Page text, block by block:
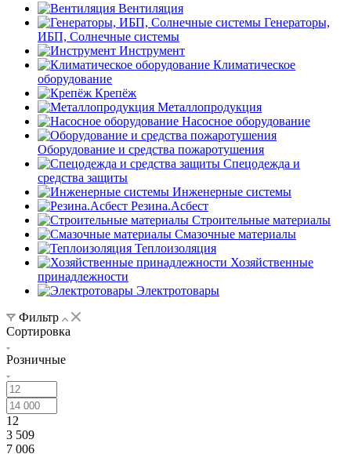
Вентиляция
Генераторы,
ИБП, Солнечные системы
Инструмент
Климатическое
оборудование
Крепёж
Металлопродукция
Насосное оборудование
Оборудование и средства пожаротушения
Спецодежда и
средства защиты
Инженерные системы
Резина.Асбест
Строительные материалы
Смазочные материалы
Теплоизоляция
Хозяйственные
принадлежности
Электротовары
Фильтр
Сортировка
Розничные
12
3 509
7 006